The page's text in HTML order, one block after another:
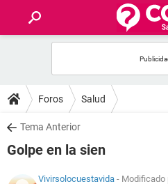
FOROS
SALUD
FAMILIA
Foros Salud
Tema Anterior
Golpe en la sien
Vivirsolocuestavida- Modificado